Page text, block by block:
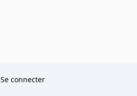
Se connecter